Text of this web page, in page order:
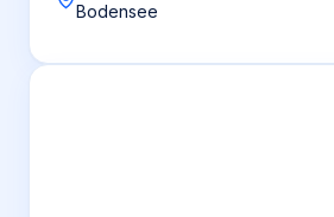
Bodensee